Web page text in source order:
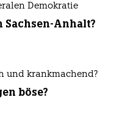
Demokratie
Sachsen-Anhalt?
und krankmachend?
böse?